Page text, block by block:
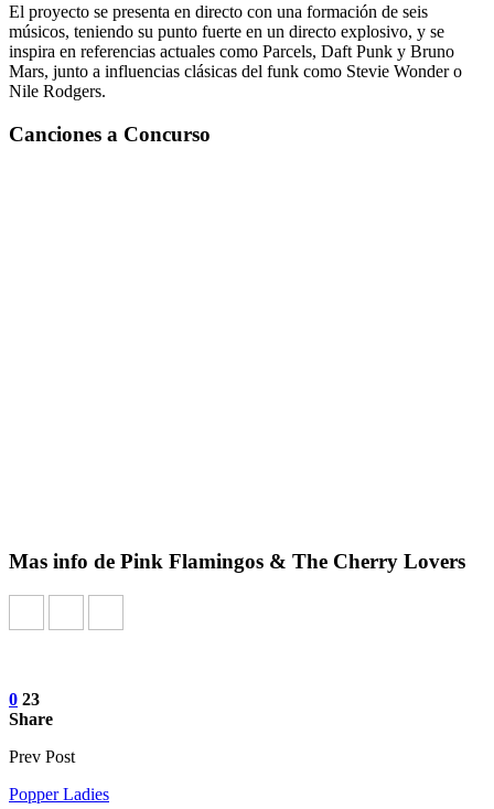
El proyecto se presenta en directo con una formación de seis
músicos, teniendo su punto fuerte en un directo explosivo, y se
inspira en referencias actuales como Parcels, Daft Punk y Bruno
Mars, junto a influencias clásicas del funk como Stevie Wonder o
Nile Rodgers.
Canciones a Concurso
Mas info de Pink Flamingos & The Cherry Lovers
0 23
Share
Prev Post
Popper Ladies